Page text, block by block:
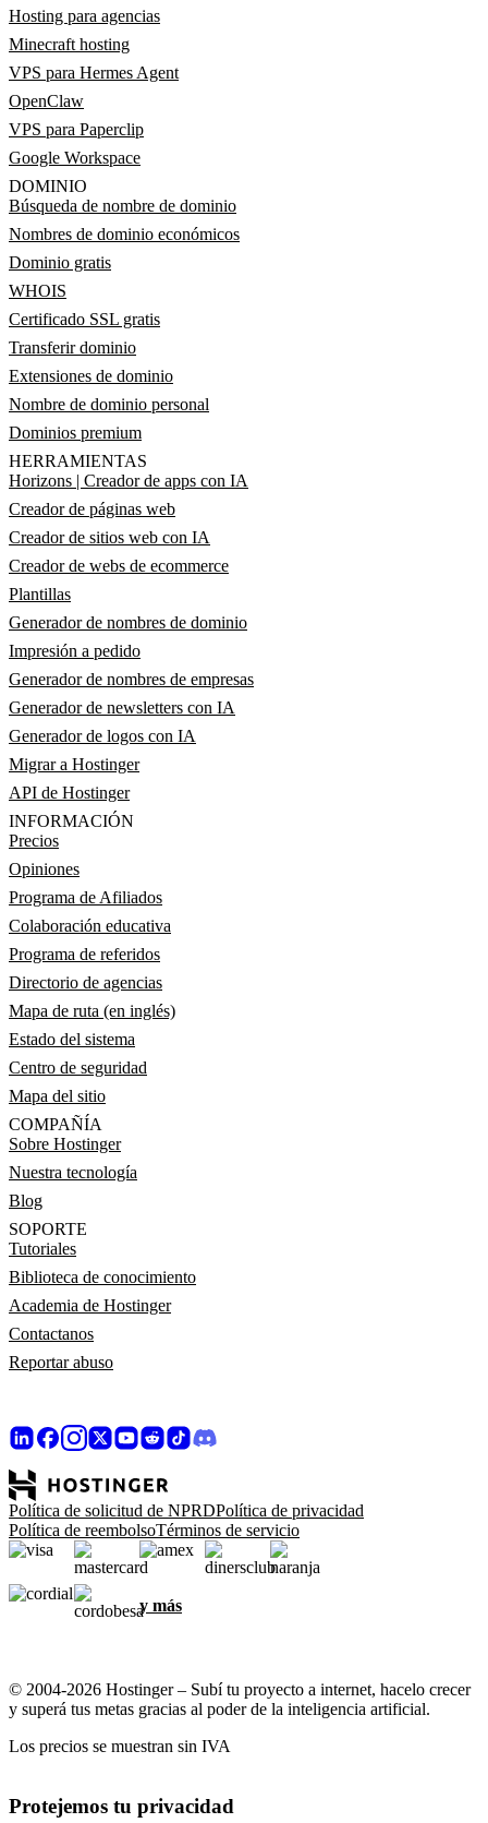
Hosting para agencias
Minecraft hosting
VPS para Hermes Agent
OpenClaw
VPS para Paperclip
Google Workspace
DOMINIO
Búsqueda de nombre de dominio
Nombres de dominio económicos
Dominio gratis
WHOIS
Certificado SSL gratis
Transferir dominio
Extensiones de dominio
Nombre de dominio personal
Dominios premium
HERRAMIENTAS
Horizons | Creador de apps con IA
Creador de páginas web
Creador de sitios web con IA
Creador de webs de ecommerce
Plantillas
Generador de nombres de dominio
Impresión a pedido
Generador de nombres de empresas
Generador de newsletters con IA
Generador de logos con IA
Migrar a Hostinger
API de Hostinger
INFORMACIÓN
Precios
Opiniones
Programa de Afiliados
Colaboración educativa
Programa de referidos
Directorio de agencias
Mapa de ruta (en inglés)
Estado del sistema
Centro de seguridad
Mapa del sitio
COMPAÑÍA
Sobre Hostinger
Nuestra tecnología
Blog
SOPORTE
Tutoriales
Biblioteca de conocimiento
Academia de Hostinger
Contactanos
Reportar abuso
Política de solicitud de NPRDPolítica de privacidad
Política de reembolsoTérminos de servicio
y más
© 2004-2026 Hostinger – Subí tu proyecto a internet, hacelo crecer
y superá tus metas gracias al poder de la inteligencia artificial.
Los precios se muestran sin IVA
Protejemos tu privacidad